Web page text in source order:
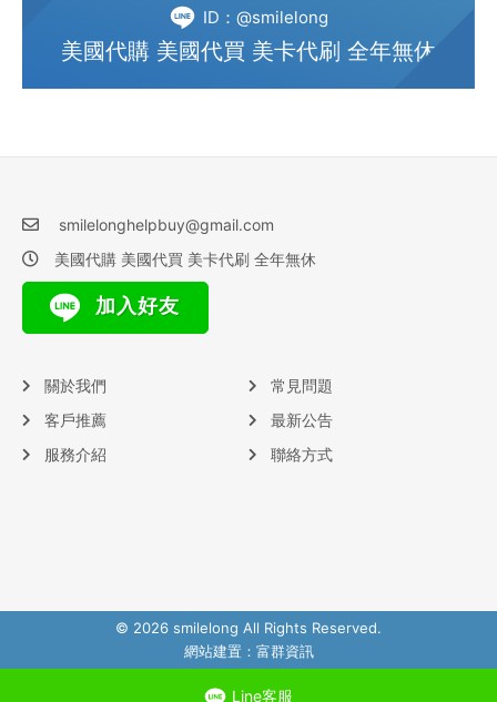
ID：@smilelong
美國代購 美國代買 美卡代刷 全年無休
smilelonghelpbuy@gmail.com
美國代購 美國代買 美卡代刷 全年無休
加入好友
關於我們
客戶推薦
服務介紹
常見問題
最新公告
聯絡方式
© 2026 smilelong All Rights Reserved.
網站建置： 富群資訊
Line客服